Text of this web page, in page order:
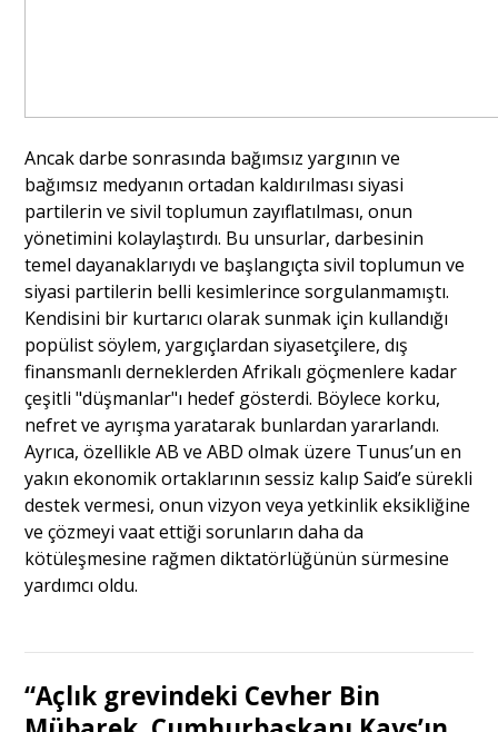
Ancak darbe sonrasında bağımsız yargının ve
bağımsız medyanın ortadan kaldırılması siyasi
partilerin ve sivil toplumun zayıflatılması, onun
yönetimini kolaylaştırdı. Bu unsurlar, darbesinin
temel dayanaklarıydı ve başlangıçta sivil toplumun ve
siyasi partilerin belli kesimlerince sorgulanmamıştı.
Kendisini bir kurtarıcı olarak sunmak için kullandığı
popülist söylem, yargıçlardan siyasetçilere, dış
finansmanlı derneklerden Afrikalı göçmenlere kadar
çeşitli "düşmanlar"ı hedef gösterdi. Böylece korku,
nefret ve ayrışma yaratarak bunlardan yararlandı.
Ayrıca, özellikle AB ve ABD olmak üzere Tunus’un en
yakın ekonomik ortaklarının sessiz kalıp Said’e sürekli
destek vermesi, onun vizyon veya yetkinlik eksikliğine
ve çözmeyi vaat ettiği sorunların daha da
kötüleşmesine rağmen diktatörlüğünün sürmesine
yardımcı oldu.
“Açlık grevindeki Cevher Bin